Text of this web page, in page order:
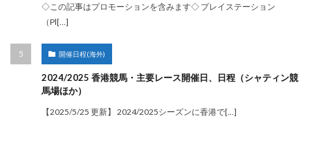
◇この記事はプロモーションを含みます◇ プレイステーション
（Pl[…]
開催日程(海外)
2024/2025 香港競馬・主要レース開催日、日程（シャティン競
馬場ほか）
【2025/5/25 更新】 2024/2025シーズンに香港で[…]